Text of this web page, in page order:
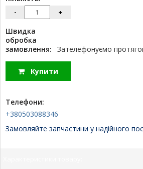
- +
Швидка
обробка
замовлення:
Зателефонуємо
Купити
Телефони:
+380503088346
Замовляйте запчастини у надійного